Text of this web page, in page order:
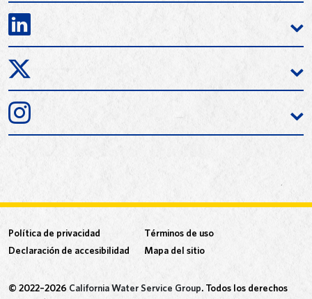
Política de privacidad
Términos de uso
Declaración de accesibilidad
Mapa del sitio
© 2022–2026 California Water Service Group. Todos los derechos